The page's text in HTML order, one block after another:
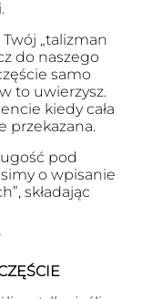
„talizman
do naszego
samo
to uwierzysz.
kiedy cała
przekazana.
pod
o wpisanie
składając